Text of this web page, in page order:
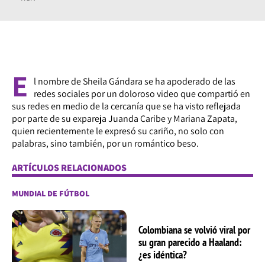
E
l nombre de Sheila Gándara se ha apoderado de las
redes sociales por un doloroso video que compartió en
sus redes en medio de la cercanía que se ha visto reflejada
por parte de su expareja Juanda Caribe y Mariana Zapata,
quien recientemente le expresó su cariño, no solo con
palabras, sino también, por un romántico beso.
ARTÍCULOS RELACIONADOS
MUNDIAL DE FÚTBOL
Colombiana se volvió viral por
su gran parecido a Haaland:
¿es idéntica?